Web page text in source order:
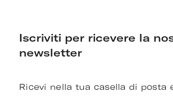
Iscriviti per ricevere la
newsletter
Ricevi nella tua casella di posta